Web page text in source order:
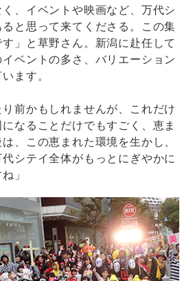
、イベントや映画など、万代シ
と思って来てくださる。この集
」と草野さん。新潟に赴任して
ベントの多さ、バリエーション
ます。
り前かもしれませんが、これだけ
なることだけでもすごく、恵ま
、この恵まれた環境を生かし、
シテイ全体がもっとにぎやかに
」